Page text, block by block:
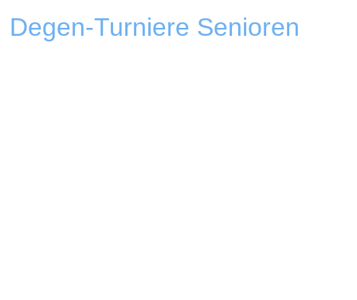
Degen-Turniere Senioren